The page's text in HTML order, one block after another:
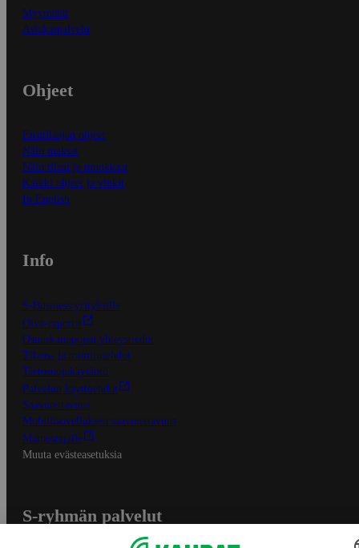
Myymälät
Asiakaspalvelu
Ohjeet
Ensitilaajan ohjeet
Näin maksat
Näin tilaat ja muokkaat
Kaikki ohjeet ja vinkit
In English
Info
S-Business yrityksille
Oiva-raportit
Osuuskauppojen yhteystiedot
Tilaus- ja toimitusehdot
Tietosuojakäytäntö
Palvelun käyttöehdot
Saavutettavuus
Mobiilisovelluksen saavutettavuus
Mainostajalle
Muuta evästeasetuksia
S-ryhmän palvelut